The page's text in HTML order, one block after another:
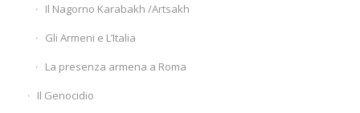
Il Nagorno Karabakh /Artsakh
Gli Armeni e L’Italia
La presenza armena a Roma
Il Genocidio